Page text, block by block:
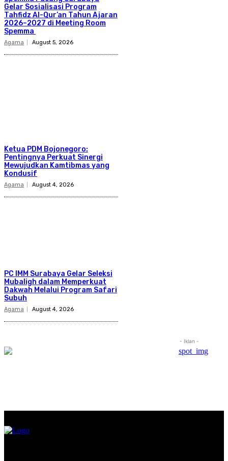
Gelar Sosialisasi Program
Tahfidz Al-Qur’an Tahun Ajaran
2026–2027 di Meeting Room
Spemma
Agama August 5, 2026
Ketua PDM Bojonegoro:
Pentingnya Perkuat Sinergi
Mewujudkan Kamtibmas yang
Kondusif
Agama August 4, 2026
PC IMM Surabaya Gelar Seleksi
Mubaligh dalam Memperkuat
Dakwah Melalui Program Safari
Subuh
Agama August 4, 2026
- Iklan -